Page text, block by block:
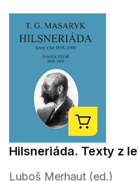
Hilsneriáda. Texty z
Luboš Merhaut (ed.)